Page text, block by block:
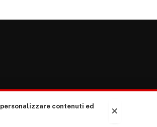
×
personalizzare contenuti ed